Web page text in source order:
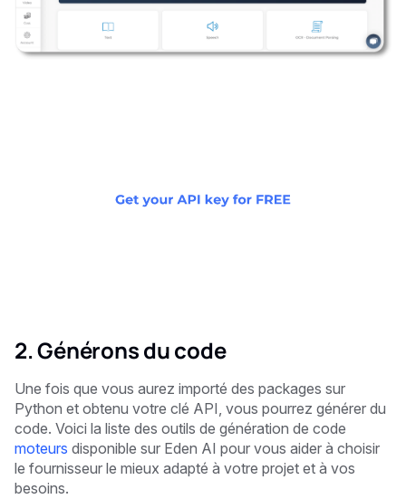
2. Générons du code
Une fois que vous aurez importé des packages sur
Python et obtenu votre clé API, vous pourrez générer du
code. Voici la liste des outils de génération de code
moteurs disponible sur Eden AI pour vous aider à choisir
le fournisseur le mieux adapté à votre projet et à vos
besoins.